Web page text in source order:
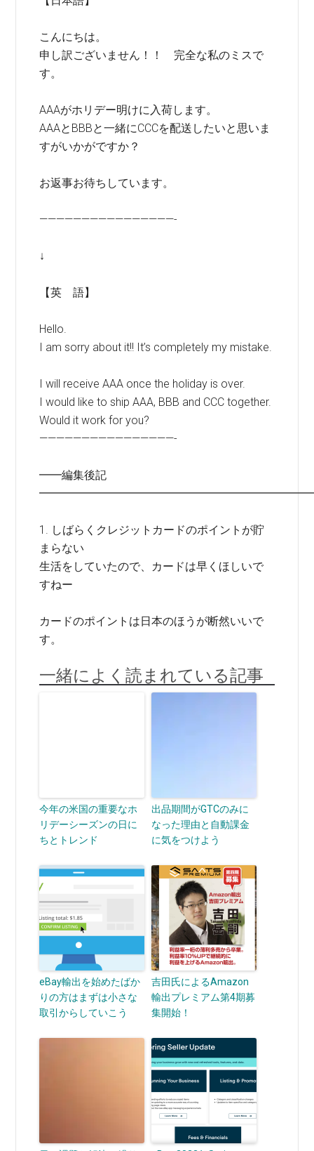
こんにちは。
申し訳ございません！！ 完全な私のミスで
す。
AAAがホリデー明けに入荷します。
AAAとBBBと一緒にCCCを配送したいと思いま
すがいかがですか？
お返事お待ちしています。
————————————————-
↓
【英 語】
Hello.
I am sorry about it!! It’s completely my mistake.
I will receive AAA once the holiday is over.
I would like to ship AAA, BBB and CCC together.
Would it work for you?
————————————————-
━━編集後記
1. しばらくクレジットカードのポイントが貯
まらない
生活をしていたので、カードは早くほしいで
すねー
カードのポイントは日本のほうが断然いいで
す。
一緒によく読まれている記事
今年の米国の重要なホ
リデーシーズンの日に
ちとトレンド
出品期間がGTCのみに
なった理由と自動課金
に気をつけよう
eBay輸出を始めたばか
りの方はまずは小さな
取引からしていこう
吉田氏によるAmazon
輸出プレミアム第4期募
集開始！